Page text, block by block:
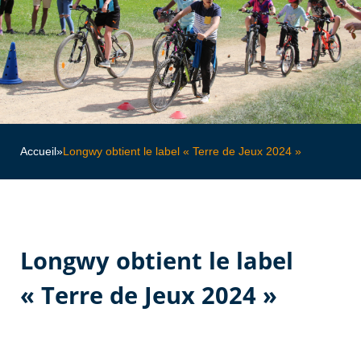
Accueil»Longwy obtient le label « Terre de Jeux 2024 »
Longwy obtient le label
« Terre de Jeux 2024 »